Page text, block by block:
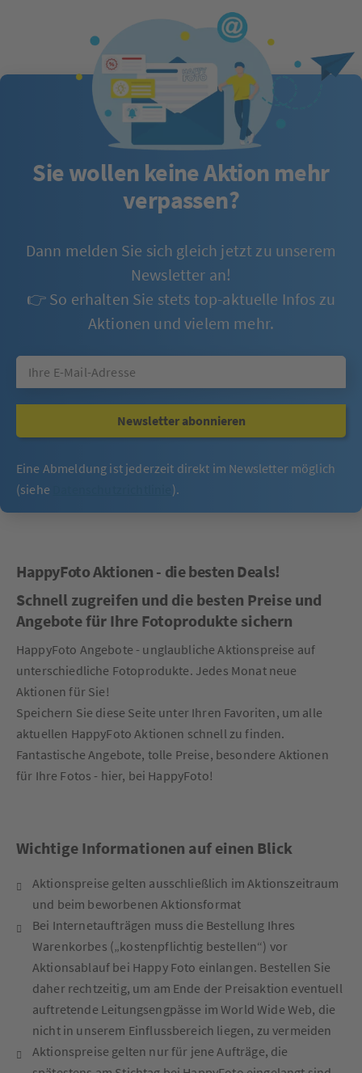
Sie wollen keine Aktion mehr
verpassen?
Dann melden Sie sich gleich jetzt zu unserem
Newsletter an!
👉 So erhalten Sie stets top-aktuelle Infos zu
Aktionen und vielem mehr.
Newsletter abonnieren
Eine Abmeldung ist jederzeit direkt im Newsletter möglich
(siehe
).
HappyFoto Aktionen - die besten Deals!
Schnell zugreifen und die besten Preise und
Angebote für Ihre Fotoprodukte sichern
HappyFoto Angebote - unglaubliche Aktionspreise auf
unterschiedliche Fotoprodukte. Jedes Monat neue
Aktionen für Sie!
Speichern Sie diese Seite unter Ihren Favoriten, um alle
aktuellen HappyFoto Aktionen schnell zu finden.
Fantastische Angebote, tolle Preise, besondere Aktionen
für Ihre Fotos - hier, bei HappyFoto!
Wichtige Informationen auf einen Blick
Aktionspreise gelten ausschließlich im Aktionszeitraum
und beim beworbenen Aktionsformat
Bei Internetaufträgen muss die Bestellung Ihres
Warenkorbes („kostenpflichtig bestellen“) vor
Aktionsablauf bei Happy Foto einlangen. Bestellen Sie
daher rechtzeitig, um am Ende der Preisaktion eventuell
auftretende Leitungsengpässe im World Wide Web, die
nicht in unserem Einflussbereich liegen, zu vermeiden
Aktionspreise gelten nur für jene Aufträge, die